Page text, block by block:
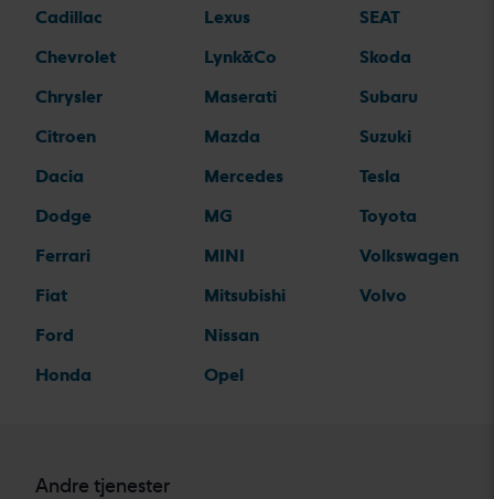
Cadillac
Chevrolet
Chrysler
Citroen
Dacia
Dodge
Ferrari
Fiat
Ford
Honda
Lexus
Lynk&Co
Maserati
Mazda
Mercedes
MG
MINI
Mitsubishi
Nissan
Opel
SEAT
Skoda
Subaru
Suzuki
Tesla
Toyota
Volkswagen
Volvo
Andre tjenester